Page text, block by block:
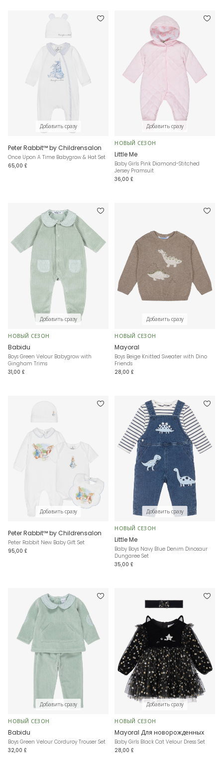
Добавить сразу
Peter Rabbit™ by Childrensalon
Once Upon A Time Babygrow & Hat Set
65,00 £
Добавить сразу
НОВЫЙ СЕЗОН
Little Me
Baby Girls Pink Diamond-Stitched
Jersey Pramsuit
36,00 £
Добавить сразу
НОВЫЙ СЕЗОН
Babidu
Boys Green Velour Babygrow with
Gingham Trims
31,00 £
Добавить сразу
НОВЫЙ СЕЗОН
Mayoral
Boys Beige Knitted Sweater with Dino
Friends
28,00 £
Добавить сразу
Peter Rabbit™ by Childrensalon
Peter Rabbit New Baby Gift Set
95,00 £
Добавить сразу
НОВЫЙ СЕЗОН
Little Me
Baby Boys Navy Blue Denim Dinosaur
Dungaree Set
35,00 £
Добавить сразу
НОВЫЙ СЕЗОН
Babidu
Boys Green Velour Corduroy Trouser Set
32,00 £
Добавить сразу
НОВЫЙ СЕЗОН
Mayoral Для новорожденных
Baby Girls Black Cat Velour Dress Set
28,00 £